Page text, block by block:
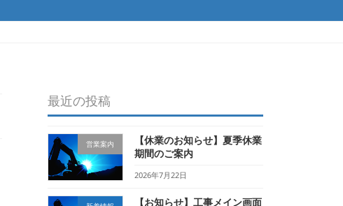
最近の投稿
営業案内
【休業のお知らせ】夏季休業
期間のご案内
2026年7月22日
【お知らせ】工事メイン画面